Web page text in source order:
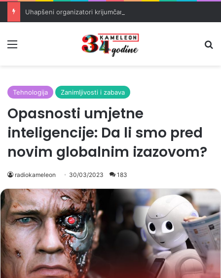
Tehnologija Zanimljivosti i zabava
Opasnosti umjetne
inteligencije: Da li smo pred
novim globalnim izazovom?
radiokameleon 30/03/2023 183